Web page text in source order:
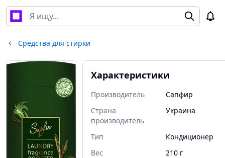
Средства для стирки
Характеристики
Производитель
Сапфир
Страна
производитель
Украина
Тип
Кондиционер
Вес
210 г